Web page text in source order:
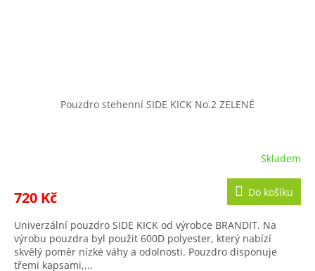
Pouzdro stehenní SIDE KICK No.2 ZELENÉ
Skladem
720 Kč Do košíku
Univerzální pouzdro SIDE KICK od výrobce BRANDIT. Na
výrobu pouzdra byl použit 600D polyester, který nabízí
skvělý poměr nízké váhy a odolnosti. Pouzdro disponuje
třemi kapsami,...